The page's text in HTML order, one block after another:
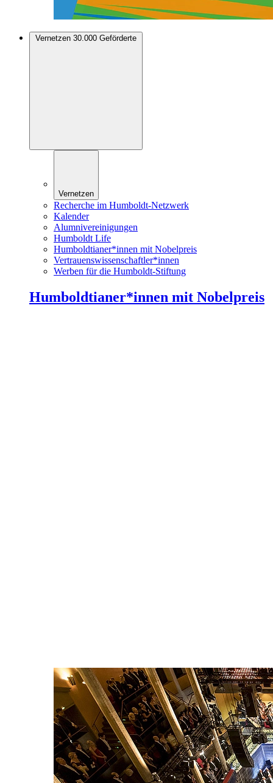
Vernetzen 30.000 Geförderte
Vernetzen
Recherche im Humboldt-Netzwerk
Kalender
Alumnivereinigungen
Humboldt Life
Humboldtianer*innen mit Nobelpreis
Vertrauenswissenschaftler*innen
Werben für die Humboldt-Stiftung
Humboldtianer*innen mit Nobelpreis